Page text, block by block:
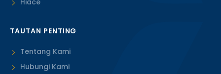
Hiace
TAUTAN PENTING
Tentang Kami
Hubungi Kami